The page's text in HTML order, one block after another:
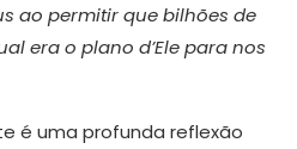
ao permitir que bilhões de
era o plano d’Ele para nos
é uma profunda reflexão